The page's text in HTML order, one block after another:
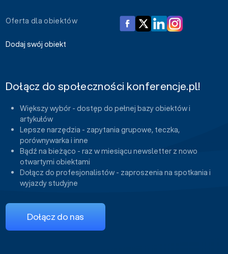
Oferta dla obiektów
Dodaj swój obiekt
Dołącz do społeczności konferencje.pl!
Większy wybór - dostęp do pełnej bazy obiektów i
artykułów
Lepsze narzędzia - zapytania grupowe, teczka,
porównywarka i inne
Bądź na bieżąco - raz w miesiącu newsletter z nowo
otwartymi obiektami
Dołącz do profesjonalistów - zaproszenia na spotkania i
wyjazdy studyjne
Dołącz do nas